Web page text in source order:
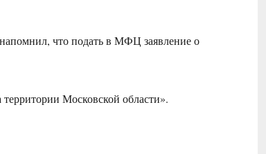
что подать в МФЦ заявление о
территории Московской области».